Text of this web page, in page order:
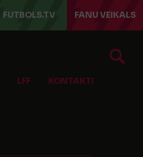
FUTBOLS.TV FANU VEIKALS
LFF KONTAKTI